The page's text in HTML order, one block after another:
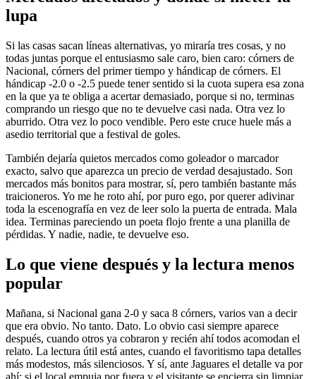
lupa
Si las casas sacan líneas alternativas, yo miraría tres cosas, y no
todas juntas porque el entusiasmo sale caro, bien caro: córners de
Nacional, córners del primer tiempo y hándicap de córners. El
hándicap -2.0 o -2.5 puede tener sentido si la cuota supera esa zona
en la que ya te obliga a acertar demasiado, porque si no, terminas
comprando un riesgo que no te devuelve casi nada. Otra vez lo
aburrido. Otra vez lo poco vendible. Pero este cruce huele más a
asedio territorial que a festival de goles.
También dejaría quietos mercados como goleador o marcador
exacto, salvo que aparezca un precio de verdad desajustado. Son
mercados más bonitos para mostrar, sí, pero también bastante más
traicioneros. Yo me he roto ahí, por puro ego, por querer adivinar
toda la escenografía en vez de leer solo la puerta de entrada. Mala
idea. Terminas pareciendo un poeta flojo frente a una planilla de
pérdidas. Y nadie, nadie, te devuelve eso.
Lo que viene después y la lectura menos
popular
Mañana, si Nacional gana 2-0 y saca 8 córners, varios van a decir
que era obvio. No tanto. Dato. Lo obvio casi siempre aparece
después, cuando otros ya cobraron y recién ahí todos acomodan el
relato. La lectura útil está antes, cuando el favoritismo tapa detalles
más modestos, más silenciosos. Y sí, ante Jaguares el detalle va por
ahí: si el local empuja por fuera y el visitante se encierra sin limpiar,